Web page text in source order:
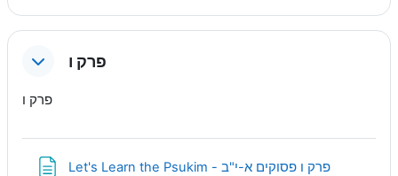
פרק ו
פרק ו
Let's Learn the Psukim - פרק ו פסוקים א-י"בPage